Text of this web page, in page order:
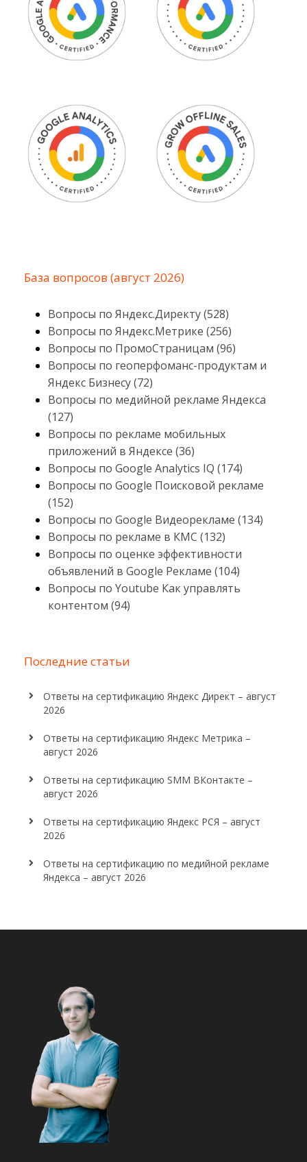
База вопросов (август 2026)
Вопросы по Яндекс.Директу (528)
Вопросы по Яндекс.Метрике (256)
Вопросы по ПромоСтраницам (96)
Вопросы по геоперфоманс-продуктам и
Яндекс Бизнесу (72)
Вопросы по медийной рекламе Яндекса
(127)
Вопросы по рекламе мобильных
приложений в Яндексе (36)
Вопросы по Google Analytics IQ (174)
Вопросы по Google Поисковой рекламе
(152)
Вопросы по Google Видеорекламе (134)
Вопросы по рекламе в КМС (132)
Вопросы по оценке эффективности
объявлений в Google Рекламе (104)
Вопросы по Youtube Как управлять
контентом (94)
Последние статьи
Ответы на сертификацию Яндекс Директ – август
2026
Ответы на сертификацию Яндекс Метрика –
август 2026
Ответы на сертификацию SMM ВКонтакте –
август 2026
Ответы на сертификацию Яндекс РСЯ – август
2026
Ответы на сертификацию по медийной рекламе
Яндекса – август 2026